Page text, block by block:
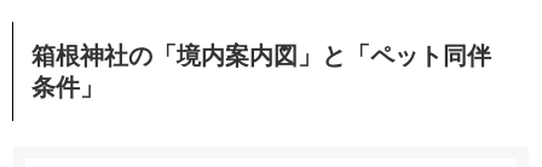
箱根神社の「境内案内図」と「ペット同伴
条件」